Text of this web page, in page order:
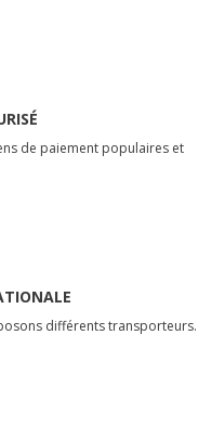
de paiement populaires et
différents transporteurs.